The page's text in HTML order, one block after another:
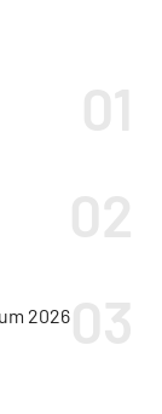
2026